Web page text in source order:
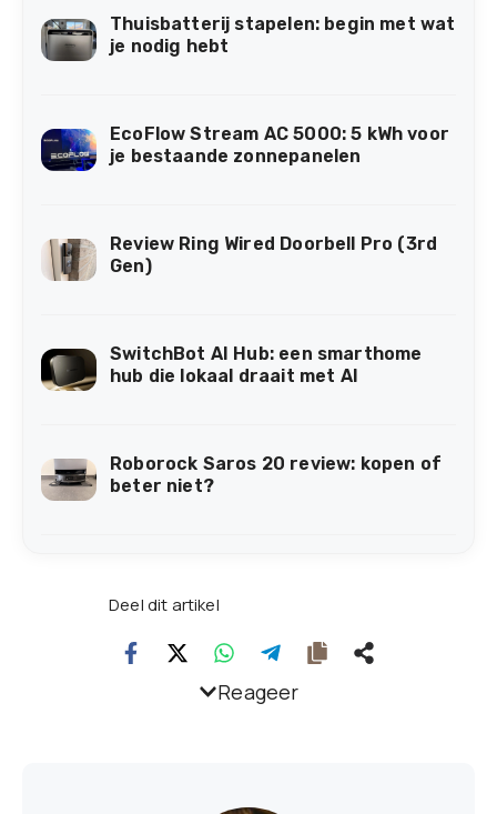
Thuisbatterij stapelen: begin met wat
je nodig hebt
EcoFlow Stream AC 5000: 5 kWh voor
je bestaande zonnepanelen
Review Ring Wired Doorbell Pro (3rd
Gen)
SwitchBot AI Hub: een smarthome
hub die lokaal draait met AI
Roborock Saros 20 review: kopen of
beter niet?
Deel dit artikel
Reageer